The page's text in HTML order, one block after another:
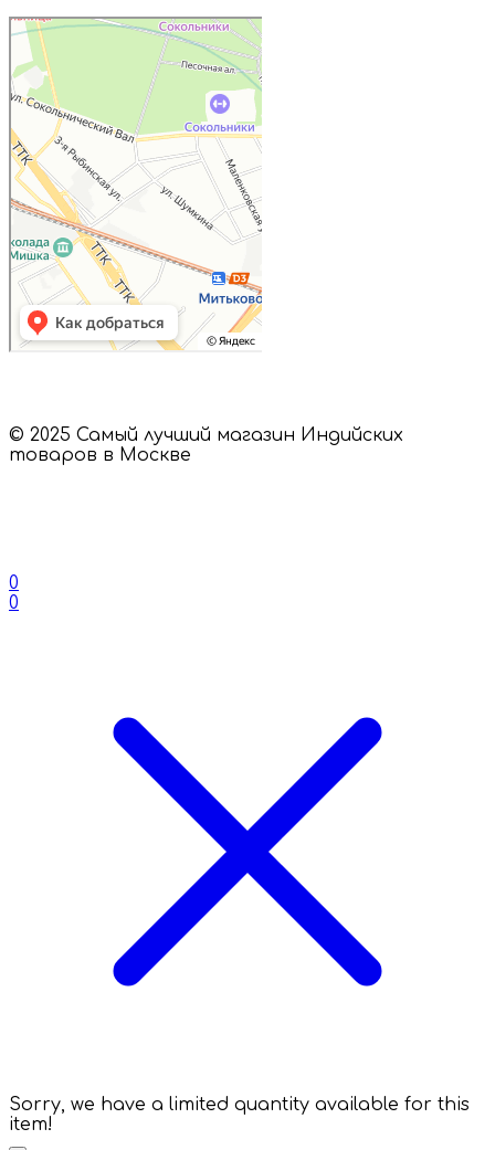
Дружба
Пищевые ингредиенты и специи в
Москве
Магазин подарков и сувениров в
Москве
© 2025 Самый лучший магазин Индийских
товаров в Москве
0
0
Sorry, we have a limited quantity available for this
item!